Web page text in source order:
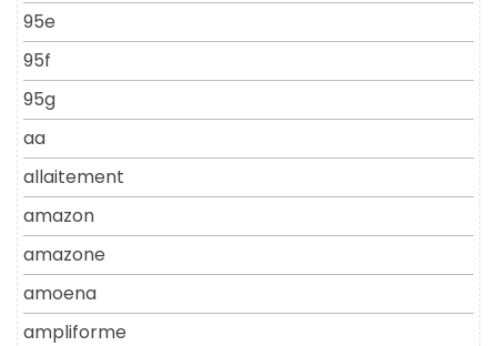
95e
95f
95g
aa
allaitement
amazon
amazone
amoena
ampliforme